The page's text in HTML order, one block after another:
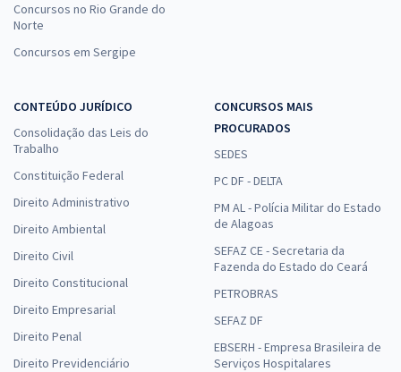
Concursos no Rio Grande do
Norte
Concursos em Sergipe
CONTEÚDO JURÍDICO
Consolidação das Leis do
Trabalho
Constituição Federal
Direito Administrativo
Direito Ambiental
Direito Civil
Direito Constitucional
Direito Empresarial
Direito Penal
Direito Previdenciário
CONCURSOS MAIS
PROCURADOS
SEDES
PC DF - DELTA
PM AL - Polícia Militar do Estado
de Alagoas
SEFAZ CE - Secretaria da
Fazenda do Estado do Ceará
PETROBRAS
SEFAZ DF
EBSERH - Empresa Brasileira de
Serviços Hospitalares